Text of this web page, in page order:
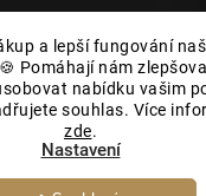
a lepší fungování
Pomáhají nám
nabídku vašim
souhlas. Více
zde.
Nastavení